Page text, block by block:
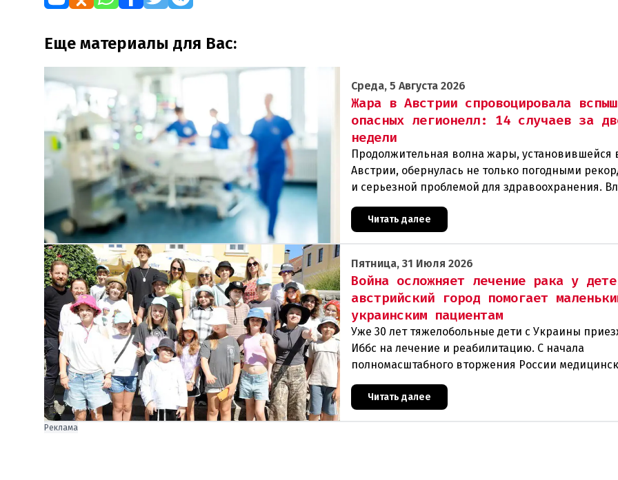
Еще материалы для Вас:
Среда, 5 Августа 2026
Жара в Австрии спровоцировала
опасных легионелл: 14 случаев за
недели
Продолжительная волна жары, установившейся
Австрии, обернулась не только погодными
и серьезной проблемой для здравоохранения.
регистрируют резкий рост случаев заражения
Читать далее
Пятница, 31 Июля 2026
Война осложняет лечение рака у
австрийский город помогает
украинским пациентам
Уже 30 лет тяжелобольные дети с Украины
Иббс на лечение и реабилитацию. С начала
полномасштабного вторжения России
помощь на родине стала еще менее
Чернобыля
Читать далее
Реклама